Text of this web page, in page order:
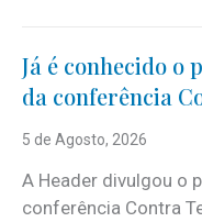
Já é conhecido o
da conferência
5 de Agosto, 2026
A Header divulgou o
conferência Contra